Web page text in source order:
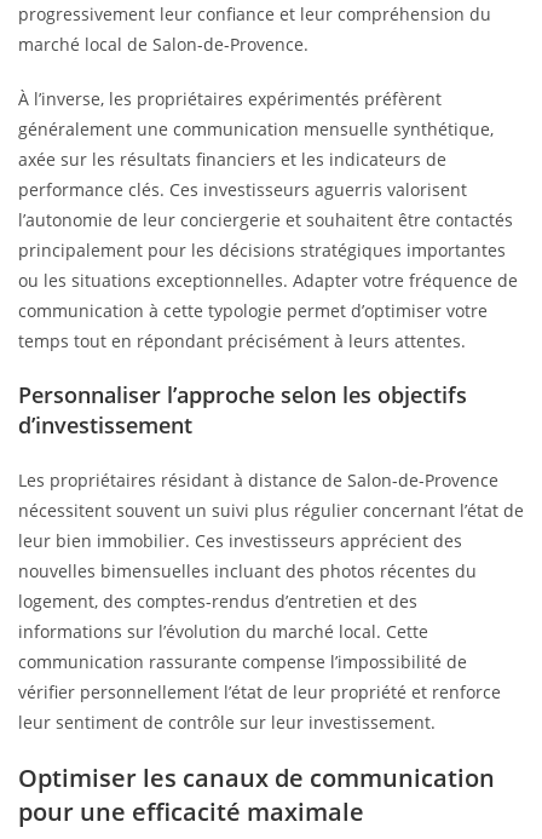
progressivement leur confiance et leur compréhension du
marché local de Salon-de-Provence.
À l’inverse, les propriétaires expérimentés préfèrent
généralement une communication mensuelle synthétique,
axée sur les résultats financiers et les indicateurs de
performance clés. Ces investisseurs aguerris valorisent
l’autonomie de leur conciergerie et souhaitent être contactés
principalement pour les décisions stratégiques importantes
ou les situations exceptionnelles. Adapter votre fréquence de
communication à cette typologie permet d’optimiser votre
temps tout en répondant précisément à leurs attentes.
Personnaliser l’approche selon les objectifs
d’investissement
Les propriétaires résidant à distance de Salon-de-Provence
nécessitent souvent un suivi plus régulier concernant l’état de
leur bien immobilier. Ces investisseurs apprécient des
nouvelles bimensuelles incluant des photos récentes du
logement, des comptes-rendus d’entretien et des
informations sur l’évolution du marché local. Cette
communication rassurante compense l’impossibilité de
vérifier personnellement l’état de leur propriété et renforce
leur sentiment de contrôle sur leur investissement.
Optimiser les canaux de communication
pour une efficacité maximale